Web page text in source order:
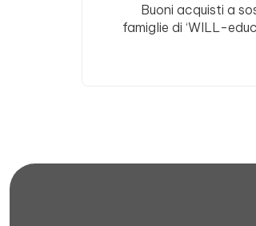
Buoni acquisti a
famiglie di ‘WILL-